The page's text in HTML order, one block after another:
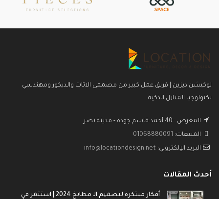
لوكيشن ديزين | فريق عمل كبير من مصممى الاثاث والديكور ومهندسي
تكنولوجيا المنازل الذكية
المعرض : 40 أحمد قاسم جوده - مدينة نصر
المبيعات: 01068880091
البريد الإلكتروني: info@locationdesign.net
أحدث المقالات
أفكار مبتكرة لتصميم الـ مطابخ 2024 | استثمر في